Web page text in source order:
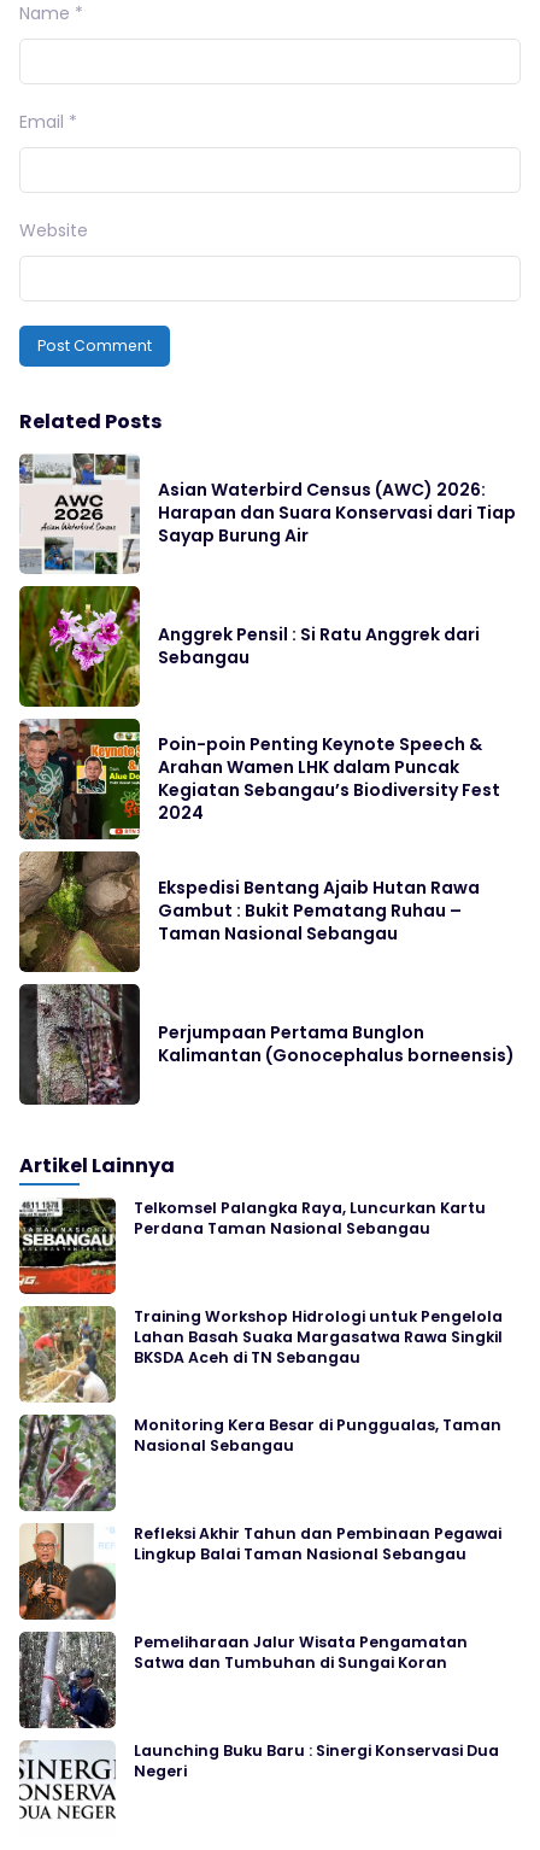
Name *
Email *
Website
Related Posts
Asian Waterbird Census (AWC) 2026:
Harapan dan Suara Konservasi dari Tiap
Sayap Burung Air
Anggrek Pensil : Si Ratu Anggrek dari
Sebangau
Poin-poin Penting Keynote Speech &
Arahan Wamen LHK dalam Puncak
Kegiatan Sebangau’s Biodiversity Fest
2024
Ekspedisi Bentang Ajaib Hutan Rawa
Gambut : Bukit Pematang Ruhau –
Taman Nasional Sebangau
Perjumpaan Pertama Bunglon
Kalimantan (Gonocephalus borneensis)
Artikel Lainnya
Telkomsel Palangka Raya, Luncurkan Kartu
Perdana Taman Nasional Sebangau
Training Workshop Hidrologi untuk Pengelola
Lahan Basah Suaka Margasatwa Rawa Singkil
BKSDA Aceh di TN Sebangau
Monitoring Kera Besar di Punggualas, Taman
Nasional Sebangau
Refleksi Akhir Tahun dan Pembinaan Pegawai
Lingkup Balai Taman Nasional Sebangau
Pemeliharaan Jalur Wisata Pengamatan
Satwa dan Tumbuhan di Sungai Koran
Launching Buku Baru : Sinergi Konservasi Dua
Negeri